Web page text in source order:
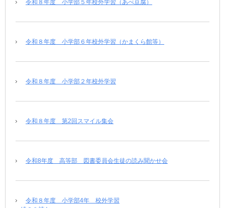
令和８年度 小学部５年校外学習（あべ豆腐）
令和８年度 小学部６年校外学習（かまくら館等）
令和８年度 小学部２年校外学習
令和８年度 第2回スマイル集会
令和8年度 高等部 図書委員会生徒の読み聞かせ会
令和８年度 小学部4年 校外学習